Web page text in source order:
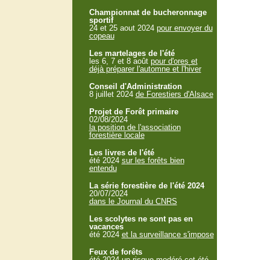
Championnat de bucheronnage
sportif
24 et 25 aout 2024 pour envoyer du
copeau
Les martelages de l'été
les 6, 7 et 8 août pour d'ores et
déjà préparer l'automne et l'hiver
Conseil d'Administration
8 juillet 2024 de Forestiers d'Alsace
Projet de Forêt primaire
02/08/2024
la position de l'association
forestière locale
Les livres de l'été
été 2024 sur les forêts bien
entendu
La série forestière de l'été 2024
20/07/2024
dans le Journal du CNRS
Les scolytes ne sont pas en
vacances
été 2024 et la surveillance s'impose
Feux de forêts